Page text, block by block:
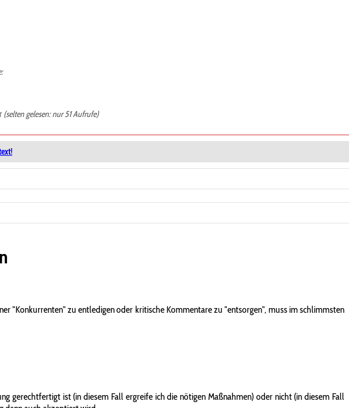
(selten gelesen: nur 51 Aufrufe)
"Konkurrenten" zu entledigen oder kritische Kommentare zu "entsorgen", muss im schlimmsten
gerechtfertigt ist (in diesem Fall ergreife ich die nötigen Maßnahmen) oder nicht (in diesem Fall